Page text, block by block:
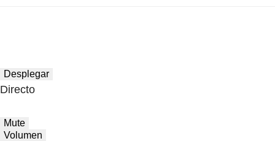
Desplegar
Directo
Mute
Volumen